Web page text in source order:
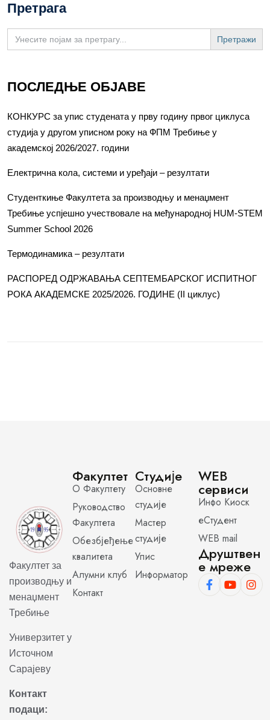
Претрага
Search
for:
ПОСЛЕДЊЕ ОБЈАВЕ
КОНКУРС за упис студената у прву годину првог циклуса
студија у другом уписном року на ФПМ Требиње у
академској 2026/2027. години
Електрична кола, системи и уређаји – резултати
Студенткиње Факултета за производњу и менаџмент
Требиње успјешно учествовале на међународној HUM-STEM
Summer School 2026
Термодинамика – резултати
РАСПОРЕД ОДРЖАВАЊА СЕПТЕМБАРСКОГ ИСПИТНОГ
РОКА АКАДЕМСКЕ 2025/2026. ГОДИНЕ (II циклус)
Факултет за
производњу и
менаџмент
Требиње
Универзитет у
Источном
Сарајеву
Контакт
подаци:
Факултет
О Факултету
Руководство
Факултета
Обезбјеђење
квалитета
Алумни клуб
Контакт
Студије
Основне
студије
Мастер
студије
Упис
Информатор
WEB
сервиси
Инфо Киоск
еСтудент
WEB mail
Друштвен
е мреже